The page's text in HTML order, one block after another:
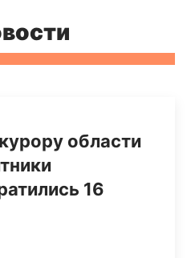
области
16